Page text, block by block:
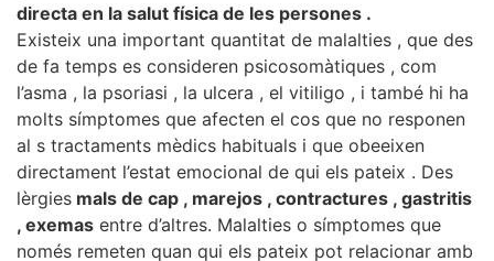
directa en la salut física de les persones .
Existeix una important quantitat de malalties , que des
de fa temps es consideren psicosomàtiques , com
l’asma , la psoriasi , la ulcera , el vitiligo , i també hi ha
molts símptomes que afecten el cos que no responen
al s tractaments mèdics habituals i que obeeixen
directament l’estat emocional de qui els pateix . Des
lèrgies mals de cap , marejos , contractures , gastritis
, exemas entre d’altres. Malalties o símptomes que
només remeten quan qui els pateix pot relacionar amb